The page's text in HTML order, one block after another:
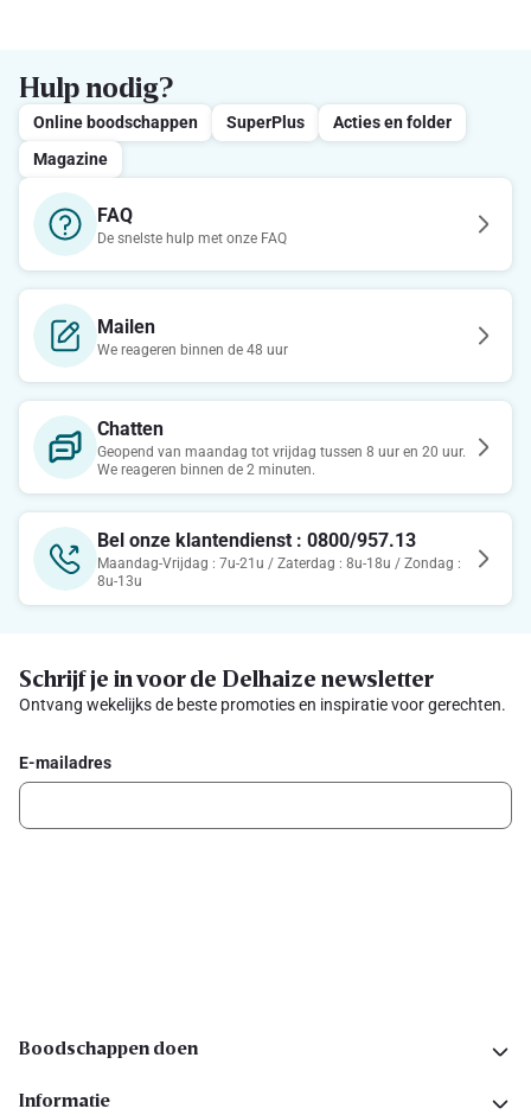
Hulp nodig?
Online boodschappen SuperPlus
Acties en folder
Magazine
FAQ
De snelste hulp met onze FAQ
Mailen
We reageren binnen de 48 uur
Chatten
Geopend van maandag tot vrijdag tussen 8 uur en 20 uur.
We reageren binnen de 2 minuten.
Bel onze klantendienst : 0800/957.13
Maandag-Vrijdag : 7u-21u / Zaterdag : 8u-18u / Zondag :
8u-13u
Schrijf je in voor de Delhaize newsletter
Ontvang wekelijks de beste promoties en inspiratie voor gerechten.
E-mailadres
Boodschappen doen
Informatie